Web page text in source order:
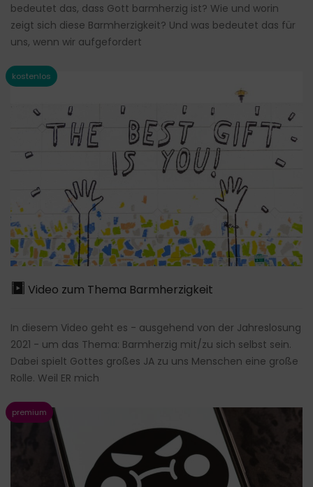
bedeutet das, dass Gott barmherzig ist? Wie und worin
zeigt sich diese Barmherzigkeit? Und was bedeutet das für
uns, wenn wir aufgefordert
Video zum Thema Barmherzigkeit
In diesem Video geht es - ausgehend von der Jahreslosung
2021 - um das Thema: Barmherzig mit/zu sich selbst sein.
Dabei spielt Gottes großes JA zu uns Menschen eine große
Rolle. Weil ER mich